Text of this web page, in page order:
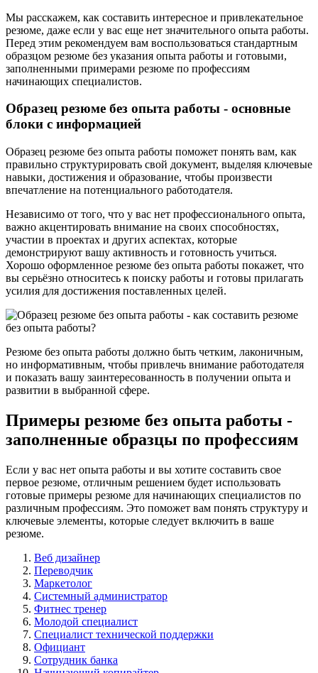
Мы расскажем, как составить интересное и привлекательное
резюме, даже если у вас еще нет значительного опыта работы.
Перед этим рекомендуем вам воспользоваться стандартным
образцом резюме без указания опыта работы и готовыми,
заполненными примерами резюме по профессиям
начинающих специалистов.
Образец резюме без опыта работы - основные
блоки с информацией
Образец резюме без опыта работы поможет понять вам, как
правильно структурировать свой документ, выделяя ключевые
навыки, достижения и образование, чтобы произвести
впечатление на потенциального работодателя.
Независимо от того, что у вас нет профессионального опыта,
важно акцентировать внимание на своих способностях,
участии в проектах и других аспектах, которые
демонстрируют вашу активность и готовность учиться.
Хорошо оформленное резюме без опыта работы покажет, что
вы серьёзно относитесь к поиску работы и готовы прилагать
усилия для достижения поставленных целей.
Резюме без опыта работы должно быть четким, лаконичным,
но информативным, чтобы привлечь внимание работодателя
и показать вашу заинтересованность в получении опыта и
развитии в выбранной сфере.
Примеры резюме без опыта работы -
заполненные образцы по профессиям
Если у вас нет опыта работы и вы хотите составить свое
первое резюме, отличным решением будет использовать
готовые примеры резюме для начинающих специалистов по
различным профессиям. Это поможет вам понять структуру и
ключевые элементы, которые следует включить в ваше
резюме.
Веб дизайнер
Переводчик
Маркетолог
Системный администратор
Фитнес тренер
Молодой специалист
Специалист технической поддержки
Официант
Сотрудник банка